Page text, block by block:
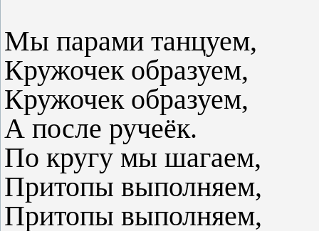
Мы парами танцуем,
Кружочек образуем,
Кружочек образуем,
А после ручеёк.
По кругу мы шагаем,
Притопы выполняем,
Притопы выполняем,